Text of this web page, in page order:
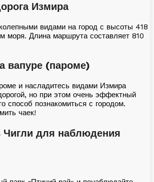
Измира
видами на город с высоты 418
моря. Длина маршрута составляет 810
вапуре (пароме)
и насладитесь видами Измира
но при этом очень эффектный
способ познакомиться с городом.
чаек!
Чигли для наблюдения